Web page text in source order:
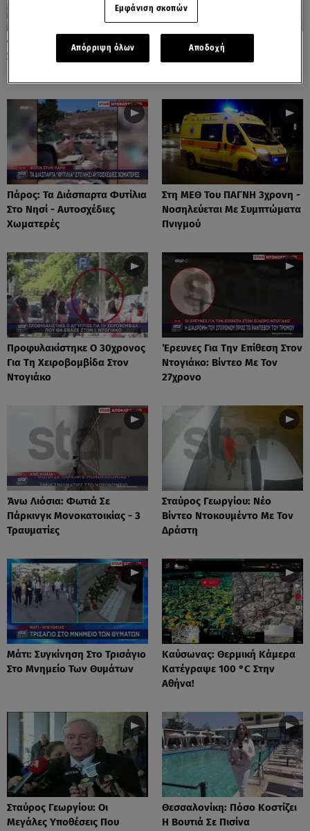
Φωτιές: Στάχτη Το Πράσινο
Στολίδι Της Δυτικής Αττικής
Πόρτο Ράφτη: Bίντεο
Ντοκουμέντο Από Το
Πάρος: Τα Διάσπαρτα Φυτίλια
Στο Νησί - Αυτοσχέδιες
Χωματερές
Στη ΜΕΘ Του ΠΑΓΝΗ 3χρονη -
Νοσηλεύεται Με Συμπτώματα
Πνιγμού
Προφυλακίστηκε Ο 30χρονος
Για Τη Χειροβομβίδα Στον
Ντογιάκο
Έρευνες Για Την Επίθεση Στον
Ντογιάκο: Βίντεο Με Τον
27χρονο
Άνω Λιόσια: Φωτιά Σε
Πάρκινγκ Μονοκατοικίας - 3
Τραυματίες
Σταύρος Γεωργίου: Νέο
Βίντεο Ντοκουμέντο Με Τον
Δράστη
Μάτι: Συγκίνηση Στο Τρισάγιο
Στο Μνημείο Των Θυμάτων
Καύσωνας: Θερμική Κάμερα
Κατέγραψε 100 °C Στην
Αθήνα!
Σταύρος Γεωργίου: Οι
Μεγάλες Υποθέσεις Που
Θεσσαλονίκη: Πόσο Κοστίζει
Η Βουτιά Σε Πισίνα
Εμφάνιση σκοπών
Απόρριψη όλων Αποδοχή